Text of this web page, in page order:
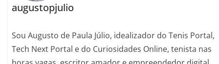
augustopjulio
Sou Augusto de Paula Júlio, idealizador do Tenis Portal,
Tech Next Portal e do Curiosidades Online, tenista nas